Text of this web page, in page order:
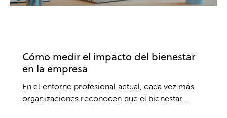
Cómo medir el impacto del bienestar
en la empresa
En el entorno profesional actual, cada vez más
organizaciones reconocen que el bienestar…